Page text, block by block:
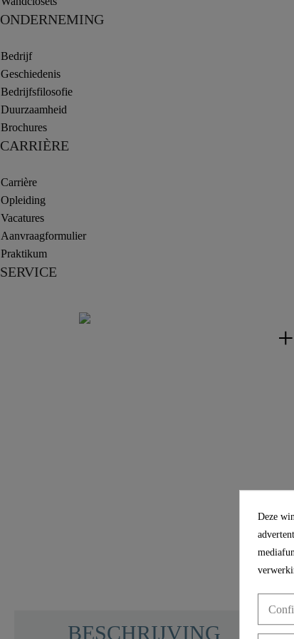
ONDERNEMING
Bedrijf
Geschiedenis
Bedrijfsfilosofie
Duurzaamheid
Brochures
CARRIÈRE
Carrière
Opleiding
Vacatures
Aanvraagformulier
Praktikum
SERVICE
BESCHRIJVING
Deze